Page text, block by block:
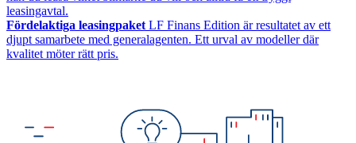
leasingavtal.
Fördelaktiga leasingpaket LF Finans Edition är resultatet av ett
djupt samarbete med generalagenten. Ett urval av modeller där
kvalitet möter rätt pris.